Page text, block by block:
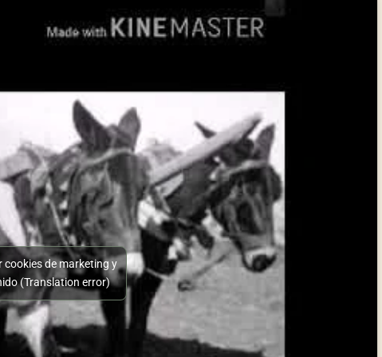
cookies de marketing y
(Translation error)